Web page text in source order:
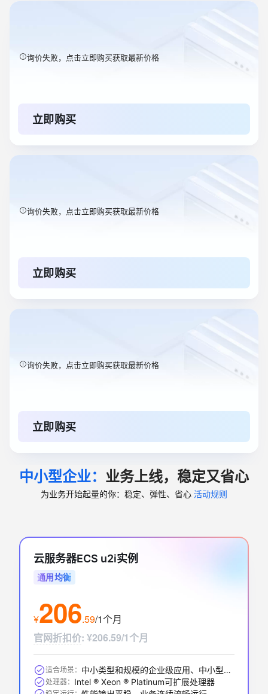
询价失败，点击立即购买获取最新价格
立即购买
询价失败，点击立即购买获取最新价格
立即购买
询价失败，点击立即购买获取最新价格
立即购买
中小型企业： 业务上线，稳定又省心
为业务开始起量的你：稳定、弹性、省心 活动规则
云服务器ECS u2i实例
通用均衡
¥206.59/1个月
官网折扣价: ¥206.59/1个月
适合场景： 中小类型和规模的企业级应用、中小型数据库系统、缓存、搜索集群
处理器： Intel ® Xeon ® Platinum可扩展处理器